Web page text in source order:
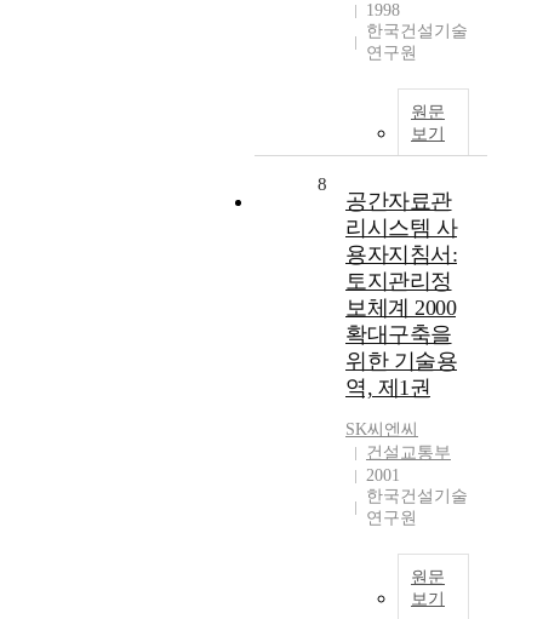
1998
한국건설기술
연구원
원문
보기
8
공간자료관
리시스템 사
용자지침서:
토지관리정
보체계 2000
확대구축을
위한 기술용
역, 제1권
SK씨엔씨
건설교통부
2001
한국건설기술
연구원
원문
보기